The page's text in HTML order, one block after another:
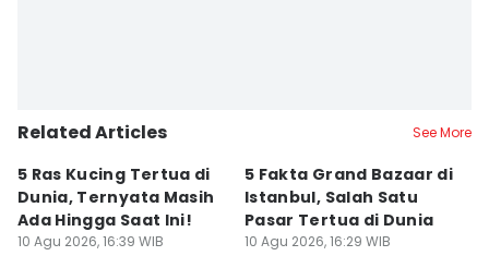
Related Articles See More
5 Ras Kucing Tertua di
Dunia, Ternyata Masih
Ada Hingga Saat Ini!
10 Agu 2026, 16:39 WIB
5 Fakta Grand Bazaar di
Istanbul, Salah Satu
Pasar Tertua di Dunia
10 Agu 2026, 16:29 WIB